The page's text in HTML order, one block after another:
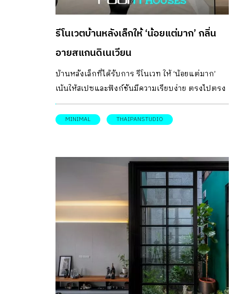
รีโนเวตบ้านหลังเล็กให้ ‘น้อยแต่มาก’ กลิ่น
อายสแกนดิเนเวียน
บ้านหลังเล็กที่ได้รับการ รีโนเวท ให้ ‘น้อยแต่มาก’
เน้นให้สเปซและฟังก์ชันมีความเรียบง่าย ตรงไปตรง
มา สร้างบรรยากาศให้โปร่งสบายด้วยแสงธรรมชาติ
จัดวางเฟอร์นิเจอร์เพื่อแสดงพื้นที่ใช้สอยแทนการกั้น
ท้าทายในการออกแบบของเหล่าสถาปนิกคือการ รีโน
เวท บ้านเก่าที่ทรุดโทรมให้กลับมามีชีวิตชีวาอีกครั้ง
และคงท้าทายไปอีกขั้นกับการรีโนเวตบ้านเก่าอายุ
ร่วมสิบปีที่มีสเปซที่สวยงามอยู่แล้ว ให้ยิ่งโดดเด่นขึ้น
อีก อย่างเช่นบ้านหลังนี้ ด้วยขนาดพื้นที่ใช้สอยเพียง
160 ตารางเมตร จึงถือเป็นโจทย์ท้าทาย ที่ทำให้ผู้
ออกแบบต้องค้นหาคำตอบของการออกแบบ โดยมี
ความชอบ และไลฟ์สไตล์ของเจ้าของบ้านทั้งสองที่
หลงรักสไตล์การตกแต่งอย่างเรียบง่ายเป็นสมการ
MINIMAL THAIPANSTUDIO